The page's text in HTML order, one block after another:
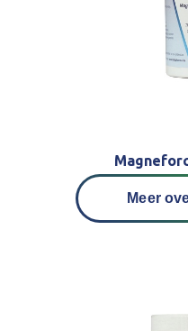
Meer